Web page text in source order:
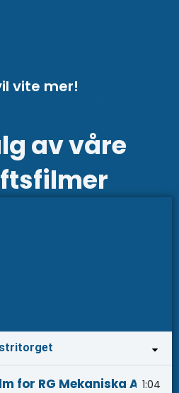
vite mer!
av våre
for RG Mekaniska AB -
1:04